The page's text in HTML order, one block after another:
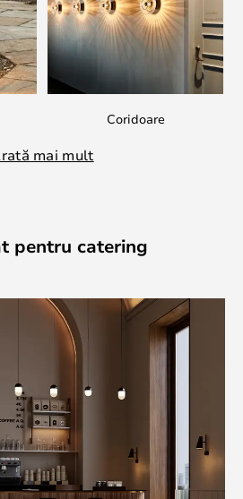
Coridoare
mai mult
pentru catering